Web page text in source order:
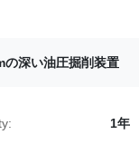
の深い油圧掘削装置
1年